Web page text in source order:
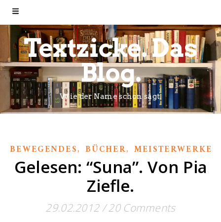
Textzicke. Das
Blog.
Wie der Name schon sagt.
BEWEGENDES, BÜCHER, MEISTERWERKE
Gelesen: “Suna”. Von Pia
Ziefle.
29.02.2012 / 20 Comments